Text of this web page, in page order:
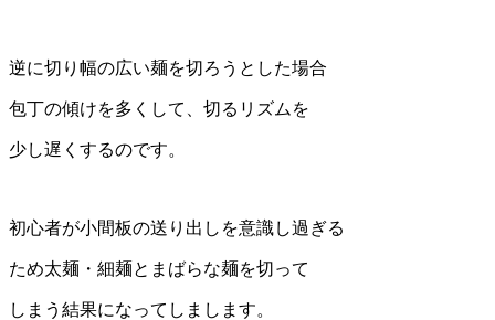
逆に切り幅の広い麺を切ろうとした場合
包丁の傾けを多くして、切るリズムを
少し遅くするのです。
初心者が小間板の送り出しを意識し過ぎる
ため太麺・細麺とまばらな麺を切って
しまう結果になってしまします。